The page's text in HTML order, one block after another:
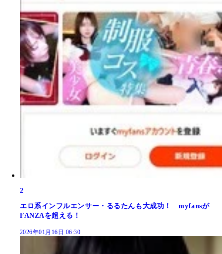
2
エロ系インフルエンサー・るるたんも大成功！ myfansが
FANZAを超える！
2026年01月16日 06:30